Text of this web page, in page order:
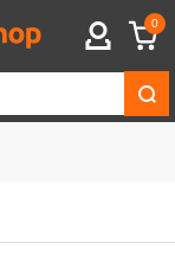
ACCOUNT
0